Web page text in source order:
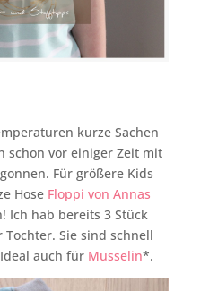
kurze Sachen
schon vor einiger Zeit mit
Für größere Kids
Hose Floppi von Annas
Ich hab bereits 3 Stück
Sie sind schnell
auch für Musselin*.